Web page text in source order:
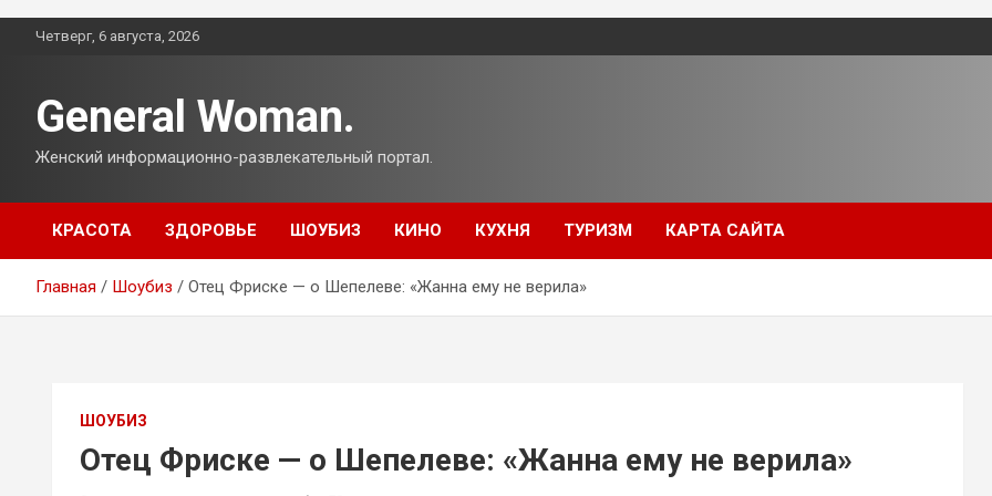
ПерейтиЧетверг, 6 августа, 2026
General Woman.
Женский информационно-развлекательный портал.
КРАСОТА ЗДОРОВЬЕ ШОУБИЗ КИНО КУХНЯ ТУРИЗМ КАРТА САЙТА
Главная Шоубиз Отец Фриске — о Шепелеве: «Жанна ему не верила»
ШОУБИЗ
Отец Фриске — о Шепелеве: «Жанна ему не верила»